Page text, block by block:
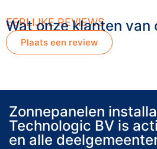
EERLIJKE REVIEWS
Wat onze klanten van
Plaats een review
Zonnepanelen
Technologic BV is
en alle